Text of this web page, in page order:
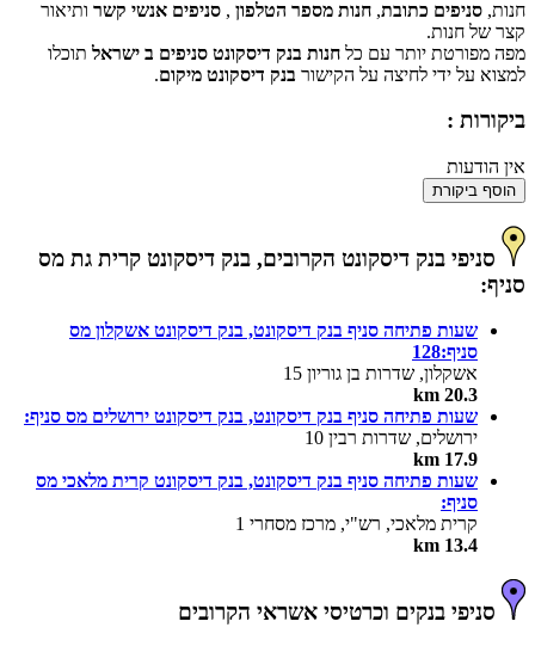
חנות, סניפים כתובת, חנות מספר הטלפון , סניפים אנשי קשר ותיאור
קצר של חנות.
מפה מפורטת יותר עם כל חנות בנק דיסקונט סניפים ב ישראל תוכלו
למצוא על ידי לחיצה על הקישור בנק דיסקונט מיקום.
ביקורות :
אין הודעות
הוסף ביקורת
סניפי בנק דיסקונט הקרובים, בנק דיסקונט קרית גת מס
סניף:
שעות פתיחה סניף בנק דיסקונט, בנק דיסקונט אשקלון מס
סניף:128
אשקלון, שדרות בן גוריון 15
20.3 km
שעות פתיחה סניף בנק דיסקונט, בנק דיסקונט ירושלים מס סניף:
ירושלים, שדרות רבין 10
17.9 km
שעות פתיחה סניף בנק דיסקונט, בנק דיסקונט קרית מלאכי מס
סניף:
קרית מלאכי, רש"י, מרכז מסחרי 1
13.4 km
סניפי בנקים וכרטיסי אשראי הקרובים